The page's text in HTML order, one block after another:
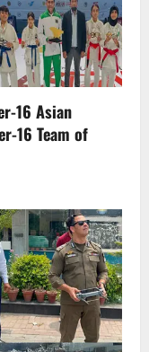
16 Asian
16 Team of